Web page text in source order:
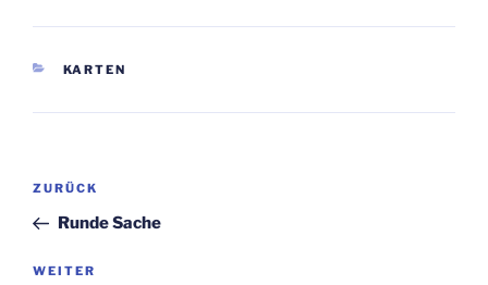
KATEGORIEN
KARTEN
Beitragsnavigation
Vorheriger
Beitrag
ZURÜCK
Runde Sache
Nächster
WEITER